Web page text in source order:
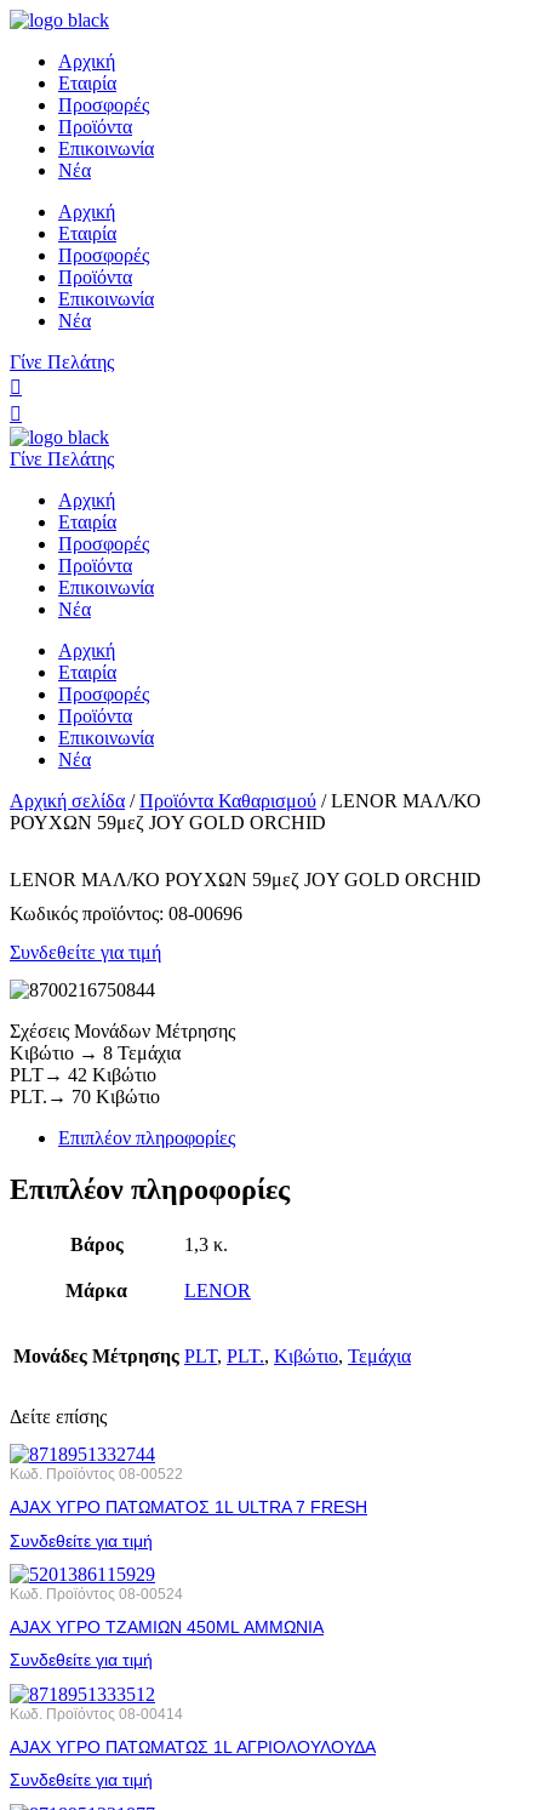
Αρχική
Εταιρία
Προσφορές
Προϊόντα
Επικοινωνία
Νέα
Αρχική
Εταιρία
Προσφορές
Προϊόντα
Επικοινωνία
Νέα
Γίνε Πελάτης
Γίνε Πελάτης
Αρχική
Εταιρία
Προσφορές
Προϊόντα
Επικοινωνία
Νέα
Αρχική
Εταιρία
Προσφορές
Προϊόντα
Επικοινωνία
Νέα
Αρχική σελίδα /Προϊόντα Καθαρισμού / LENOR ΜΑΛ/ΚΟ
ΡΟΥΧΩΝ 59μεζ JOY GOLD ORCHID
LENOR ΜΑΛ/ΚΟ ΡΟΥΧΩΝ 59μεζ JOY GOLD ORCHID
Κωδικός προϊόντος: 08-00696
Συνδεθείτε για τιμή
Σχέσεις Μονάδων Μέτρησης
Κιβώτιο → 8 Τεμάχια
PLT→ 42 Κιβώτιο
PLT.→ 70 Κιβώτιο
Επιπλέον πληροφορίες
Επιπλέον πληροφορίες
Βάρος 1,3 κ.
Μάρκα LENOR
Μονάδες Μέτρησης PLT, PLT., Κιβώτιο, Τεμάχια
Δείτε επίσης
Κωδ. Προϊόντος 08-00522
AJAX ΥΓΡΟ ΠΑΤΩΜΑΤΟΣ 1L ULTRA 7 FRESH
Συνδεθείτε για τιμή
Κωδ. Προϊόντος 08-00524
AJAX ΥΓΡΟ ΤΖΑΜΙΩΝ 450ML ΑΜΜΩΝΙΑ
Συνδεθείτε για τιμή
Κωδ. Προϊόντος 08-00414
AJAX ΥΓΡΟ ΠΑΤΩΜΑΤΩΣ 1L ΑΓΡΙΟΛΟΥΛΟΥΔΑ
Συνδεθείτε για τιμή